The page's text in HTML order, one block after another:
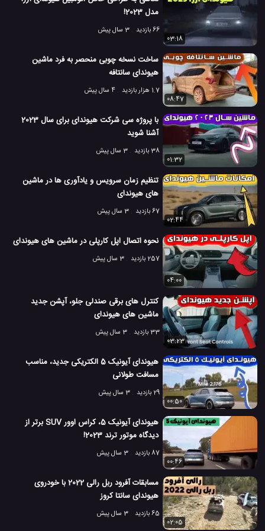
مدل 2023!
66 بازدید
3 سال پیش
03:18
ساخت نسخه چوبی منحصر به فرد ماشین
هیوندای سانتافه
1.7 هزار بازدید
4 سال پیش
08:47
با پروژه سی شرکت هیوندای برای سال 2023
آشنا شوید
38 بازدید
3 سال پیش
01:32
تنظیم زمان سرویس و یادآوری ها در ماشین
های هیوندای
67 بازدید
3 سال پیش
02:44
نحوه اتصال اپل کارپلی در ماشین های هیوندای
257 بازدید 3 سال پیش
04:00
کنترل های برقی صندلی جلو، آپشن جدید
ماشین های هیوندای
33 بازدید
3 سال پیش
03:23
هیوندای آیونیک 5 الکتریکی جدید، مناسب
مسافت طولانی
29 بازدید
3 سال پیش
00:50
هیوندای آیونیک 5، کراس اوور SUV برتر از
دیدگاه موتور ترند 2023!
87 بازدید
3 سال پیش
00:46
مسابقات آفرود ربل رالی 2022 با خودروی
هیوندای سانتا کروز
65 بازدید
3 سال پیش
02:05